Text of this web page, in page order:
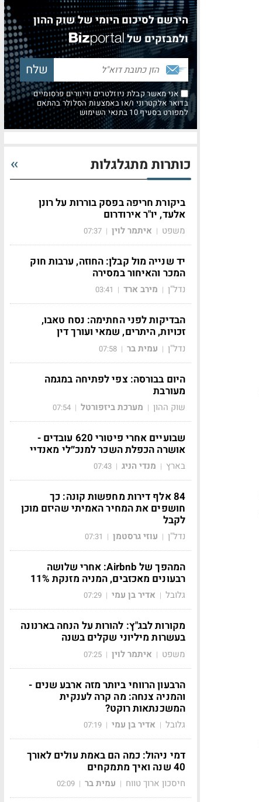
הירשם לסיכום היומי של שוק ההון
ולמבזקים של
אני מאשר קבלת ניוזלטרים ודיוורים פרסומיים
בדואר אלקטרוני ו/או באמצעות הסלולר בהתאם
למפורט בסעיף 10 בתנאי השימוש
כותרות מתגלגלות
ביקורת חריפה בפסק בוררות על רונן
אלעד, יו"ר אירודרום
משפט | איתמר לוין |
07:37
יד שנייה מול קבלן: החוזה, ערבות חוק
המכר והאיחור במסירה
נדל"ן | מירב ארד |
03:41
הבדיקות לפני החתימה: נסח טאבו,
זכויות, היתרים, שמאי ועורך דין
נדל"ן | עמית בר |
07:58
היום בבורסה: צפי לפתיחה במגמה
מעורבת
שוק ההון | מערכת ביזפורטל |
07:54
שבועיים אחרי פיטורי 620 עובדים -
אושרה הכפלת השכר למנכ״לי מאנדיי
בארץ | מנדי הניג |
07:43
84 אלף דירות מחפשות קונה: כך
חושפים את המחיר האמיתי שהיזם מוכן
לקבל
נדל"ן | עוזי גרסטמן |
07:31
המהפך של Airbnb: אחרי שלושה
רבעונים מאכזבים, המניה מזנקת 11%
גלובל | אדיר בן עמי |
07:29
מקורות לבג"ץ: להורות על הנחה בארנונה
בעשרות מיליוני שקלים בשנה
משפט | איתמר לוין |
07:25
הרבעון הרווחי ביותר מזה ארבע שנים -
והמניה צנחה: מה קרה לענקית
המשכנתאות רוקט?
גלובל | אדיר בן עמי |
07:19
דמי ניהול: כמה הם באמת עולים לאורך
40 שנה ואיך מתמקחים
חיסכון ארוך טווח | עמית בר |
02:09